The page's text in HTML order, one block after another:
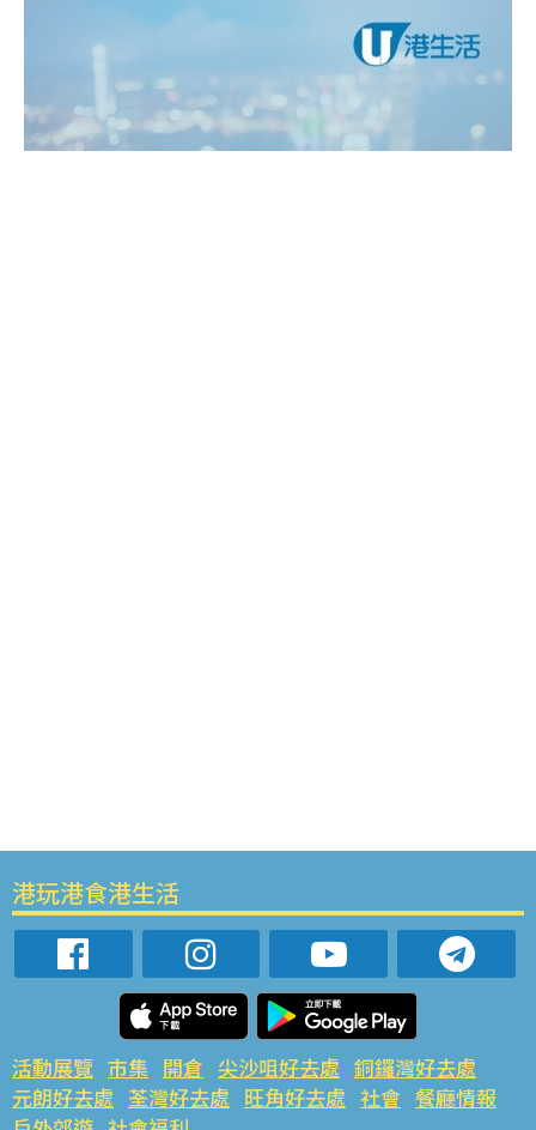
港玩港食港生活
活動展覽 市集 開倉 尖沙咀好去處 銅鑼灣好去處
元朗好去處 荃灣好去處 旺角好去處 社會 餐廳情報